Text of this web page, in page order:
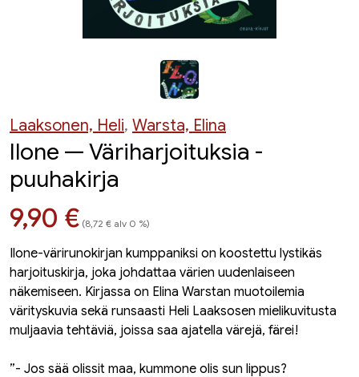
Laaksonen, Heli, Warsta, Elina
Ilone — Väriharjoituksia -
puuhakirja
Hinta nyt
9,90 € (8,72 € alv 0 %)
Ilone-värirunokirjan kumppaniksi on koostettu lystikäs
harjoituskirja, joka johdattaa värien uudenlaiseen
näkemiseen. Kirjassa on Elina Warstan muotoilemia
värityskuvia sekä runsaasti Heli Laaksosen mielikuvitusta
muljaavia tehtäviä, joissa saa ajatella värejä, färei!
”- Jos sää olissit maa, kummone olis sun lippus?